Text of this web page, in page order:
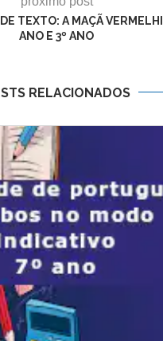
TEXTO: A MAÇÃ
ANO E 3º ANO
RELACIONADOS